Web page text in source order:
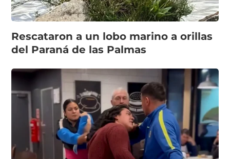
Rescataron a un lobo marino a orillas
del Paraná de las Palmas